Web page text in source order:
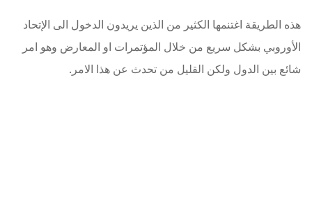
هذه الطريقة اغتنمها الكثير من الذين يريدون الدخول الى الإتحاد
الأوروبي بشكل سريع من خلال المؤتمرات او المعارض وهو امر
شائع بين الدول ولكن القليل من تحدث عن هذا الامر.